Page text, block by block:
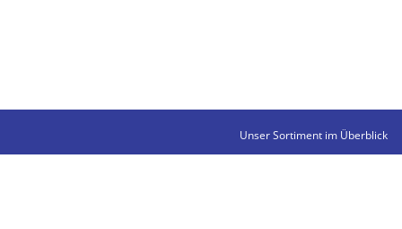
Unser Sortiment im Überblick